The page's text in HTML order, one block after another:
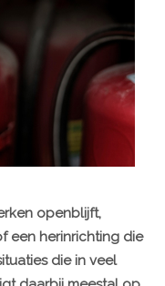
openblijft,
een herinrichting die
die in veel